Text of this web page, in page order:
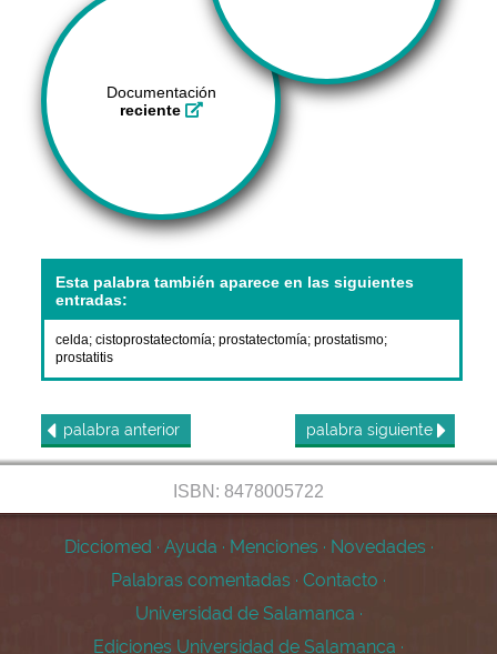
Documentación
reciente
Esta palabra también aparece en las siguientes
entradas:
celda;cistoprostatectomía;prostatectomía;prostatismo;
prostatitis
palabra anterior palabra siguiente
ISBN: 8478005722
Dicciomed · Ayuda · Menciones · Novedades ·
Palabras comentadas · Contacto ·
Universidad de Salamanca ·
Ediciones Universidad de Salamanca ·